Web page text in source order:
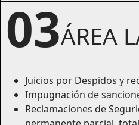
03ÁREA
Juicios por Despidos y
Impugnación de
Reclamaciones de